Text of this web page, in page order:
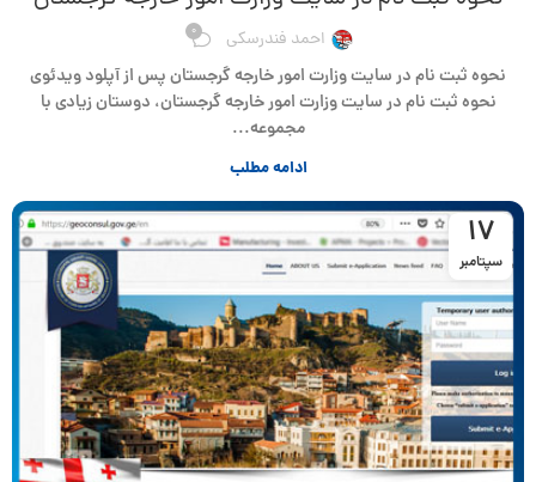
احمد فندرسکی 0
نحوه ثبت نام در سایت وزارت امور خارجه گرجستان پس از آپلود ویدئوی
نحوه ثبت نام در سایت وزارت امور خارجه گرجستان، دوستان زیادی با
مجموعه...
ادامه مطلب
17
سپتامبر